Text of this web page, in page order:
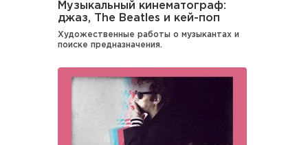
Музыкальный кинематограф:
джаз, The Beatles и кей-поп
Художественные работы о музыкантах и
поиске предназначения.